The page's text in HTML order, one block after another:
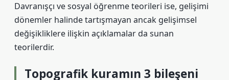
Davranışçı ve sosyal öğrenme teorileri ise, gelişimi
dönemler halinde tartışmayan ancak gelişimsel
değişikliklere ilişkin açıklamalar da sunan
teorilerdir.
Topografik kuramın 3 bileşeni